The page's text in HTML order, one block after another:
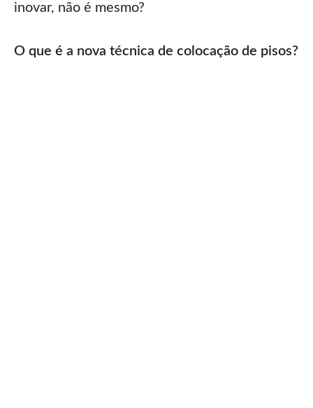
inovar, não é mesmo?
O que é a nova técnica de colocação de pisos?